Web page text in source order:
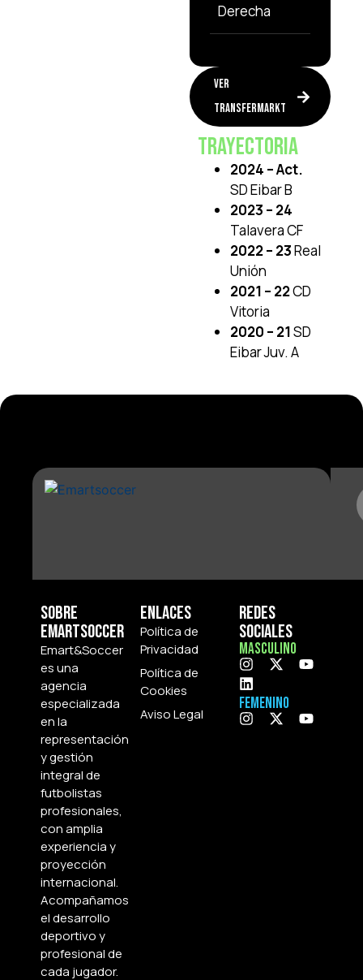
Derecha
VER
TRANSFERMARKT
Trayectoria
2024 – Act.
SD Eibar B
2023 – 24
Talavera CF
2022 – 23Real
Unión
2021 – 22CD
Vitoria
2020 – 21SD
Eibar Juv. A
Sobre
Emartsoccer
Emart&Soccer
es una
agencia
especializada
en la
representación
y gestión
integral de
futbolistas
profesionales,
con amplia
experiencia y
proyección
internacional.
Acompañamos
el desarrollo
deportivo y
profesional de
cada jugador.
Enlaces
Política de
Privacidad
Política de
Cookies
Aviso Legal
Redes
Sociales
Masculino
Femenino